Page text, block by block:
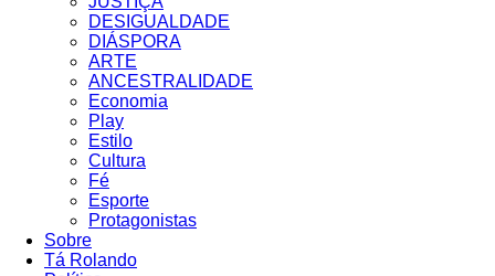
DESIGUALDADE
DIÁSPORA
ARTE
ANCESTRALIDADE
Economia
Play
Estilo
Cultura
Fé
Esporte
Protagonistas
Sobre
Tá Rolando